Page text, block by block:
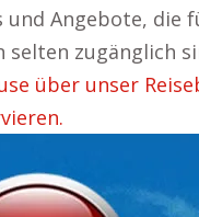
und Angebote, die
selten zugänglich
über unser